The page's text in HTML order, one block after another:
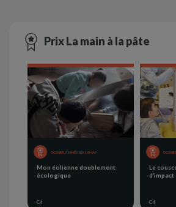
Prix La main à la pâte
DOSSIER PRIMÉ PRIX LAMAP
Mon éolienne doublement
écologique
C4
Le
d’impact
C4